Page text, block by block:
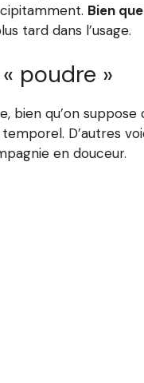
Bien
tard dans l’usage.
poudre »
bien qu’on
D’autres
en douceur.